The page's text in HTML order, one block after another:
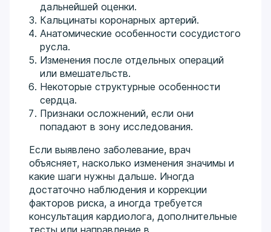
дальнейшей оценки.
Кальцинаты коронарных артерий.
Анатомические особенности сосудистого
русла.
Изменения после отдельных операций
или вмешательств.
Некоторые структурные особенности
сердца.
Признаки осложнений, если они
попадают в зону исследования.
Если выявлено заболевание, врач
объясняет, насколько изменения значимы и
какие шаги нужны дальше. Иногда
достаточно наблюдения и коррекции
факторов риска, а иногда требуется
консультация кардиолога, дополнительные
тесты или направление в